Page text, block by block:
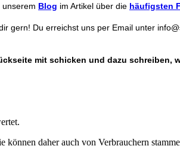
unserem Blog im Artikel über die häufigsten
gern! Du erreichst uns per Email unter
mit schicken und dazu schreiben,
daher auch von Verbrauchern